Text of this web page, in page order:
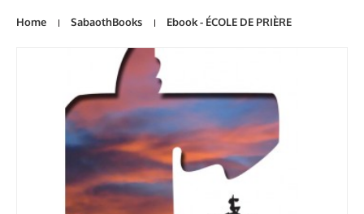
Home SabaothBooks Ebook - ÉCOLE DE PRIÈRE